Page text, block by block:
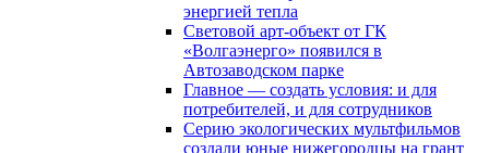
энергией тепла
Световой арт-объект от ГК
«Волгаэнерго» появился в
Автозаводском парке
Главное — создать условия: и для
потребителей, и для сотрудников
Серию экологических мультфильмов
создали юные нижегородцы на грант